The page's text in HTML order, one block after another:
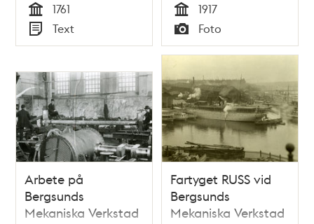
Tid
1761
Typ
Text Tid
1917
Typ
Foto
Arbete på
Bergsunds
Mekaniska Verkstad
Fartyget RUSS vid
Bergsunds
Mekaniska Verkstad